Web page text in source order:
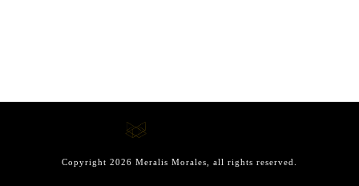
Copyright 2026 Meralis Morales , all rights reserved.